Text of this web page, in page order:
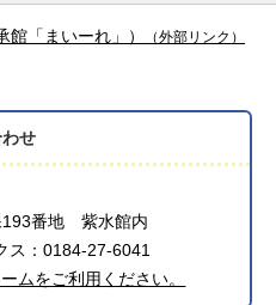
「まいーれ」） （外部リンク）
せ
193番地 紫水館内
：0184-27-6041
ムをご利用ください。